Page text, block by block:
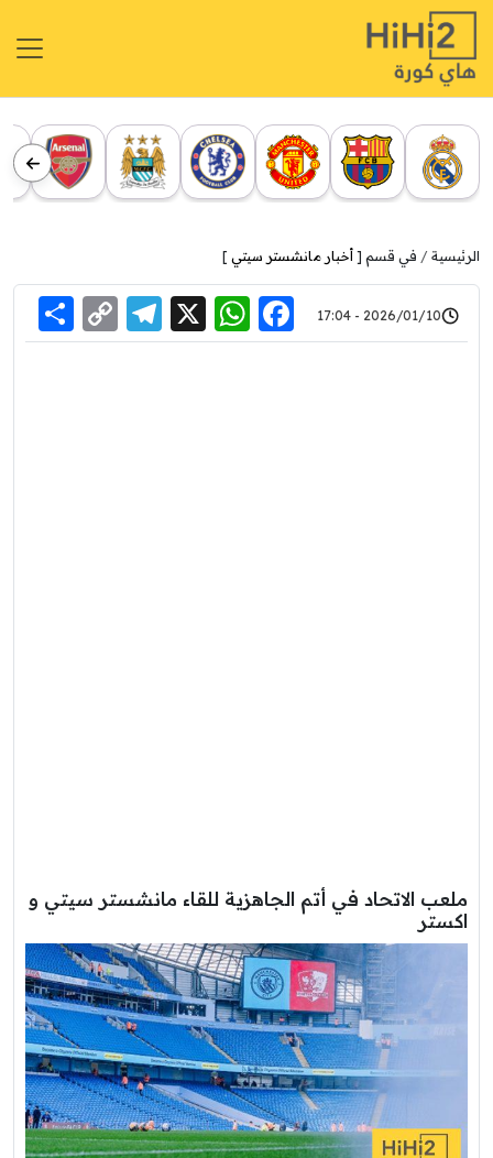
الرئيسية في قسم [ أخبار مانشستر سيتي ]
2026/01/10 - 17:04
Facebook
WhatsApp
X
Link
ملعب الاتحاد في أتم الجاهزية للقاء مانشستر سيتي و
اكستر